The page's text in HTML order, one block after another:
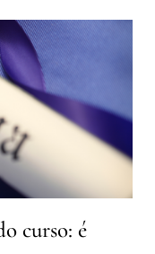
curso: é